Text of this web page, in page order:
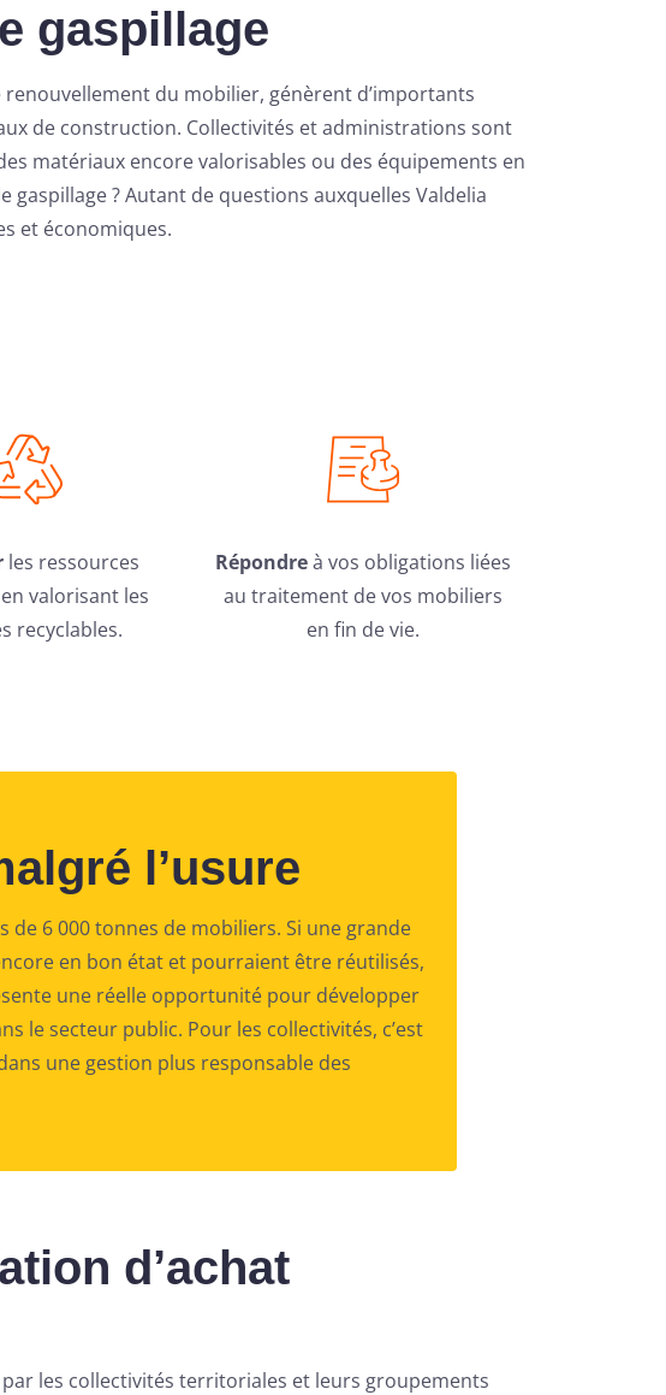
gaspillage
du mobilier, génèrent d’importants
de construction. Collectivités et administrations sont
matériaux encore valorisables ou des équipements en
? Autant de questions auxquelles Valdelia
et économiques.
les ressources
valorisant les
recyclables.
Répondreà vos obligations liées
au traitement de vos mobiliers
en fin de vie.
l’usure
6 000 tonnes de mobiliers. Si une grande
en bon état et pourraient être réutilisés,
une réelle opportunité pour développer
le secteur public. Pour les collectivités, c’est
une gestion plus responsable des
d’achat
par les collectivités territoriales et leurs groupements